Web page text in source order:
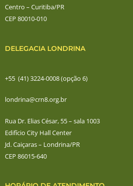
Centro – Curitiba/PR
CEP 80010-010
DELEGACIA LONDRINA
+55 (41) 3224-0008 (opção 6)
londrina@crn8.org.br
Rua Dr. Elias César, 55 – sala 1003
Edifício City Hall Center
Jd. Caiçaras – Londrina/PR
CEP 86015-640